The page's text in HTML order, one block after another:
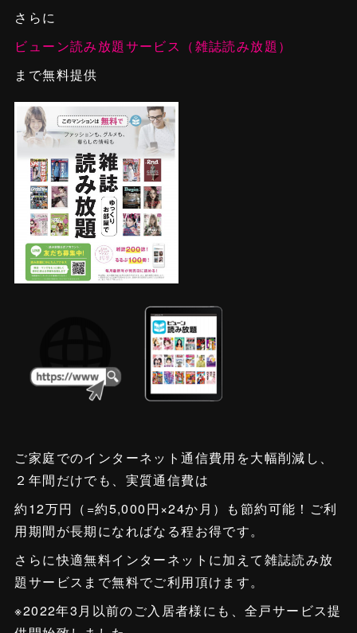
さらに
ビューン読み放題サービス（雑誌読み放題）
まで無料提供
ご家庭でのインターネット通信費用を大幅削減し、
２年間だけでも、実質通信費は
約12万円（=約5,000円×24か月）も節約可能！ご利
用期間が長期になればなる程お得です。
さらに快適無料インターネットに加えて雑誌読み放
題サービスまで無料でご利用頂けます。
※2022年3月以前のご入居者様にも、全戸サービス提